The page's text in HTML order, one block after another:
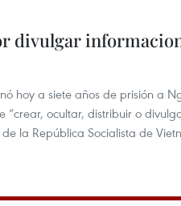
divulgar
hoy a siete años de prisión a
ocultar, distribuir o
la República Socialista de